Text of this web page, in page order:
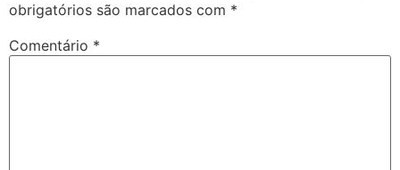
obrigatórios são marcados com *
Comentário *